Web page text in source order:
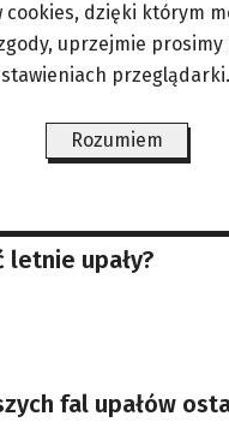
rozlicza
upały?
fal upałów
dzięki którym
uprzejmie
przeglądarki.
Rozumiem